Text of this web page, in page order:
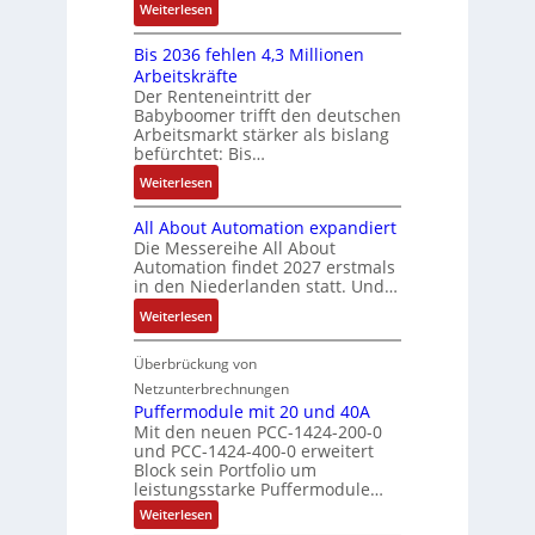
n
a
h
m
e
,
g
e
p
ä
g
t
d
u
r
d
a
s
A
u
y
s
e
m
e
f
ü
h
r
e
r
z
u
m
V
o
r
s
t
a
d
d
e
s
V
D
M
A
-
E
r
g
e
b
n
i
s
s
e
b
e
s
t
ä
t
i
g
e
n
J
a
e
b
s
-
u
n
d
M
a
r
k
e
t
n
e
i
t
e
r
b
Weiterlesen:
K
I
b
r
a
u
c
h
t
S
t
r
u
k
u
r
Bis 2036 fehlen 4,3 Millionen
Arbeitskräfte
Der Renteneintritt der
Babyboomer trifft den deutschen
Arbeitsmarkt stärker als bislang
befürchtet: Bis…
Weiterlesen:
B
i
s
2
0
3
6
f
e
h
l
e
n
4
,
All About Automation expandiert
Die Messereihe All About
Automation findet 2027 erstmals
in den Niederlanden statt. Und…
Weiterlesen:
A
l
A
b
o
u
t
A
Überbrückung von
Netzunterbrechnungen
Puffermodule mit 20 und 40A
Mit den neuen PCC-1424-200-0
und PCC-1424-400-0 erweitert
Block sein Portfolio um
leistungsstarke Puffermodule…
Weiterlesen:
P